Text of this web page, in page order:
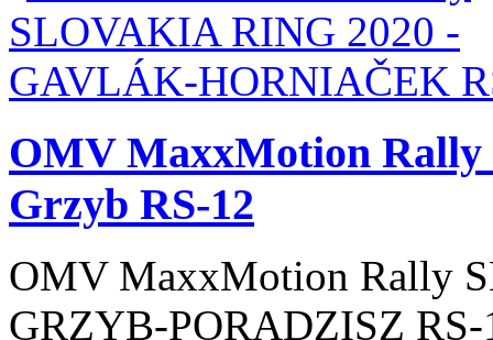
OMV MaxxMotion
Grzyb RS-12
OMV MaxxMotion Rally
GRZYB-PORADZISZ RS-